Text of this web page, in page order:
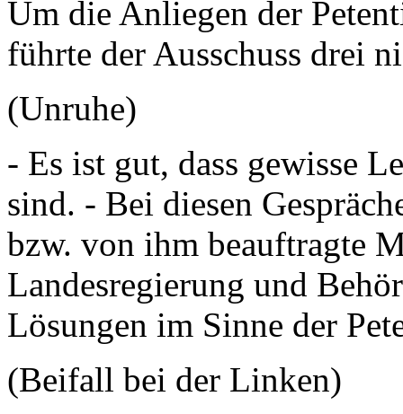
Um die Anliegen der
führte der Ausschuss drei
(Unruhe)
- Es ist gut, dass gewisse
sind. - Bei diesen
bzw. von ihm beauftragte
Landesregierung und
Lösungen im Sinne der
(Beifall bei der Linken)